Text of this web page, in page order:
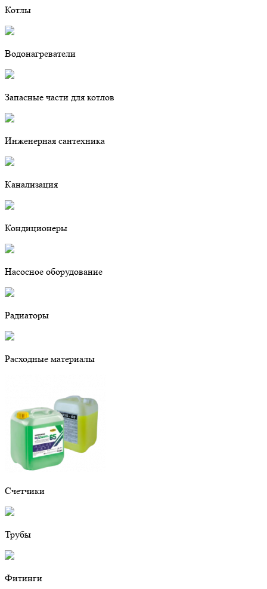
Котлы
Водонагреватели
Запасные части для котлов
Инженерная сантехника
Канализация
Кондиционеры
Насосное оборудование
Радиаторы
Расходные материалы
Счетчики
Трубы
Фитинги